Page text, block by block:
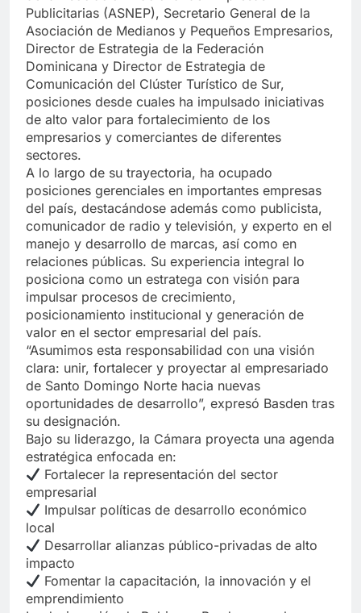
Publicitarias (ASNEP), Secretario General de la
Asociación de Medianos y Pequeños Empresarios,
Director de Estrategia de la Federación
Dominicana y Director de Estrategia de
Comunicación del Clúster Turístico de Sur,
posiciones desde cuales ha impulsado iniciativas
de alto valor para fortalecimiento de los
empresarios y comerciantes de diferentes
sectores.
A lo largo de su trayectoria, ha ocupado
posiciones gerenciales en importantes empresas
del país, destacándose además como publicista,
comunicador de radio y televisión, y experto en el
manejo y desarrollo de marcas, así como en
relaciones públicas. Su experiencia integral lo
posiciona como un estratega con visión para
impulsar procesos de crecimiento,
posicionamiento institucional y generación de
valor en el sector empresarial del país.
“Asumimos esta responsabilidad con una visión
clara: unir, fortalecer y proyectar al empresariado
de Santo Domingo Norte hacia nuevas
oportunidades de desarrollo”, expresó Basden tras
su designación.
Bajo su liderazgo, la Cámara proyecta una agenda
estratégica enfocada en:
Fortalecer la representación del sector
empresarial
Impulsar políticas de desarrollo económico
local
Desarrollar alianzas público-privadas de alto
impacto
Fomentar la capacitación, la innovación y el
emprendimiento